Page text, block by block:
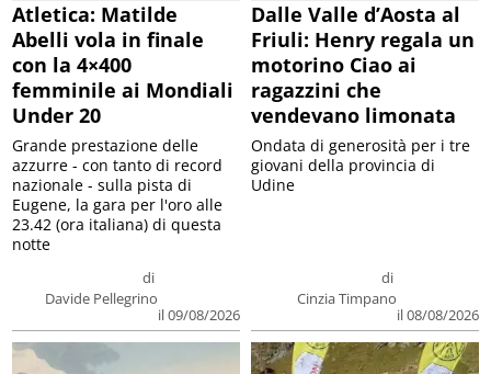
Atletica: Matilde
Abelli vola in finale
con la 4×400
femminile ai Mondiali
Under 20
di
Davide Pellegrino
il 09/08/2026
Grande prestazione delle
azzurre - con tanto di record
nazionale - sulla pista di
Eugene, la gara per l'oro alle
23.42 (ora italiana) di questa
notte
Dalle Valle d’Aosta al
Friuli: Henry regala un
motorino Ciao ai
ragazzini che
vendevano limonata
di
Cinzia Timpano
il 08/08/2026
Ondata di generosità per i tre
giovani della provincia di
Udine